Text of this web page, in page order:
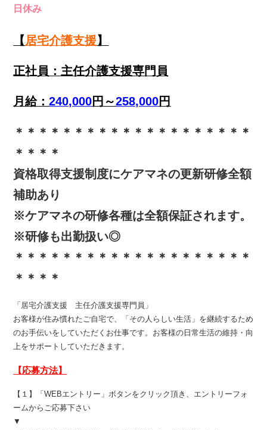
日休み
【 居宅介護支援】
正社員：主任介護支援専門員
月給：240,000円～258,000円
＊＊＊＊＊＊＊＊＊＊＊＊＊＊＊＊＊＊＊＊
＊＊＊＊
資格取得支援制度にケアマネの更新研修全額
補助あり
※ケアマネの研修各種は全額保証されます。
※研修も出勤扱い◎
＊＊＊＊＊＊＊＊＊＊＊＊＊＊＊＊＊＊＊＊
＊＊＊＊
「居宅介護支援 主任介護支援専門員」
お客様が住み慣れたご自宅で、「その人らしい生活」を継続するため
のお手伝いをしていただくお仕事です。お客様の日常生活の維持・向
上をサポートしていただきます。
【応募方法】
【１】「WEBエントリー」ボタンをクリック頂き、エントリーフォ
ームからご応募下さい
▼